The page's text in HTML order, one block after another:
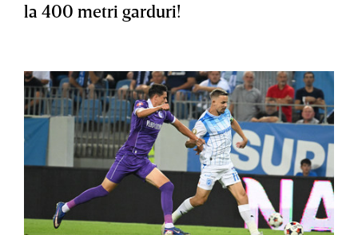
la 400 metri garduri!